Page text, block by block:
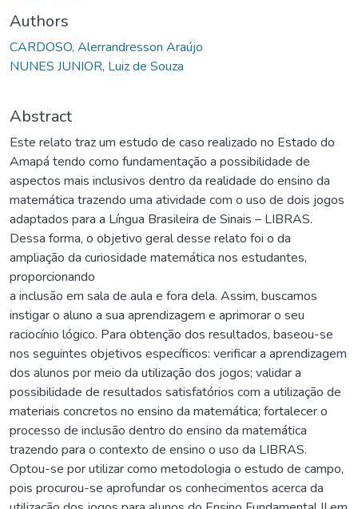
Authors
CARDOSO, Alerrandresson Araújo
NUNES JUNIOR, Luiz de Souza
Abstract
Este relato traz um estudo de caso realizado no Estado do
Amapá tendo como fundamentação a possibilidade de
aspectos mais inclusivos dentro da realidade do ensino da
matemática trazendo uma atividade com o uso de dois jogos
adaptados para a Língua Brasileira de Sinais – LIBRAS.
Dessa forma, o objetivo geral desse relato foi o da
ampliação da curiosidade matemática nos estudantes,
proporcionando
a inclusão em sala de aula e fora dela. Assim, buscamos
instigar o aluno a sua aprendizagem e aprimorar o seu
raciocínio lógico. Para obtenção dos resultados, baseou-se
nos seguintes objetivos específicos: verificar a aprendizagem
dos alunos por meio da utilização dos jogos; validar a
possibilidade de resultados satisfatórios com a utilização de
materiais concretos no ensino da matemática; fortalecer o
processo de inclusão dentro do ensino da matemática
trazendo para o contexto de ensino o uso da LIBRAS.
Optou-se por utilizar como metodologia o estudo de campo,
pois procurou-se aprofundar os conhecimentos acerca da